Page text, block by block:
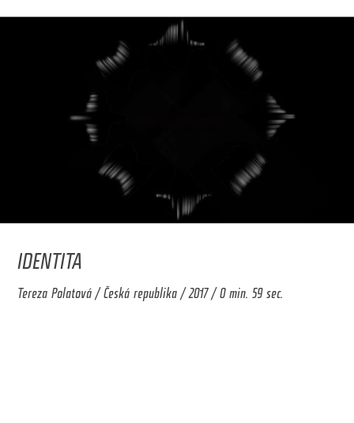
IDENTITA
Tereza Polatová / Česká republika / 2017 / 0 min. 59 sec.